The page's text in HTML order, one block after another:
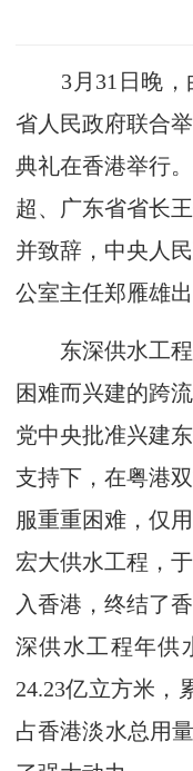
3月31日晚，
省人民政府联合
典礼在香港举行
超、广东省省长
并致辞，中央人
公室主任郑雁雄出
东深供水工程
困难而兴建的跨
党中央批准兴建
支持下，在粤港
服重重困难，仅
宏大供水工程，
入香港，终结了
深供水工程年供
24.23亿立方米，
占香港淡水总用